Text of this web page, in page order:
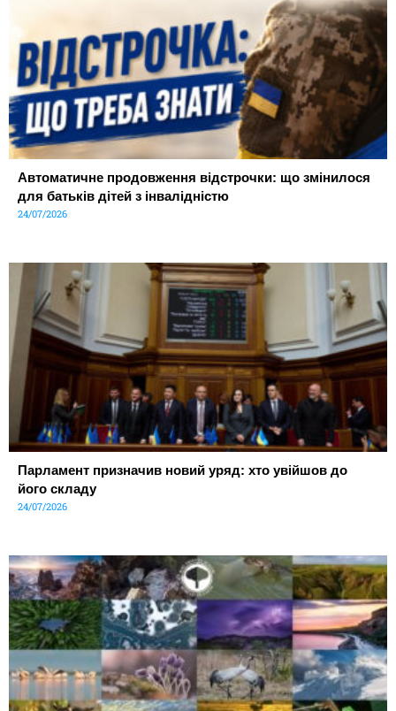
Автоматичне продовження відстрочки: що змінилося
для батьків дітей з інвалідністю
24/07/2026
Парламент призначив новий уряд: хто увійшов до
його складу
24/07/2026